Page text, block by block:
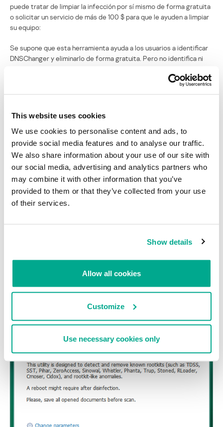
This website uses cookies
We use cookies to personalise content and ads, to
provide social media features and to analyse our traffic.
We also share information about your use of our site with
our social media, advertising and analytics partners who
may combine it with other information that you’ve
provided to them or that they’ve collected from your use
of their services.
Show details
Allow all cookies
Customize
Use necessary cookies only
puede tratar de limpiar la infección por sí mismo de forma gratuita
o solicitar un servicio de más de 100 $ para que le ayuden a limpiar
su equipo:
Se supone que esta herramienta ayuda a los usuarios a identificar
DNSChanger y eliminarlo de forma gratuita. Pero no identifica ni
identificó a ImmunityDebugger, un detector de fallas muy
conocido, como si fuese un programa potencialmente malicioso
en un sistema, incluyendo los “puntos de carga” que enumera en el
sistema y sus puntuaciones de reputación, y recalca que los
cambios que se hacen con la herramienta pueden deshacerse. De
cierta manera, esto puede ser útil para quienes saben lo que están
haciendo y lo que deben ignorar. Esto ayudará a limpiar otras
infecciones, no sólo DNSChanger; sirve como una herramienta de
limpieza más general, lo que es algo muy bueno. Tal vez no sirve a
todos los usuarios, pero es bueno ver que los servidores estén
entregando herramientas para limpiar los equipos, porque son el
DNSChanger y otras infecciones, se pudiera permitir a los clientes
herramientas de análisis pueden descargarse con todas sus
funciones en versiones de prueba.